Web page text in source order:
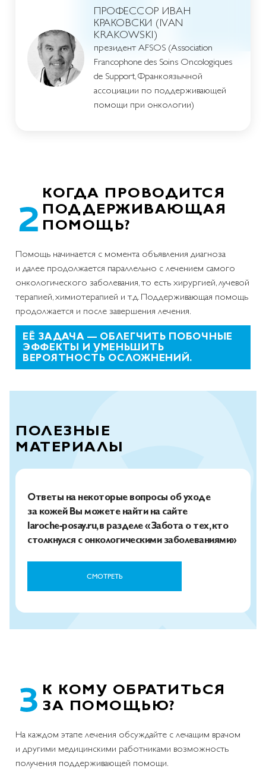
ПРОФЕССОР ИВАН
КРАКОВСКИ (IVAN
KRAKOWSKI)
президент AFSOS (Association
Francophone des Soins Oncologiques
de Support, Франкоязычной
ассоциации по поддерживающей
помощи при онкологии)
КОГДА ПРОВОДИТСЯ
ПОДДЕРЖИВАЮЩАЯ
ПОМОЩЬ?
Помощь начинается с момента объявления диагноза
и далее продолжается параллельно с лечением самого
онкологического заболевания, то есть хирургией, лучевой
терапией, химиотерапией и т.д. Поддерживающая помощь
продолжается и после завершения лечения.
ЕЁ ЗАДАЧА — ОБЛЕГЧИТЬ ПОБОЧНЫЕ
ЭФФЕКТЫ И УМЕНЬШИТЬ
ВЕРОЯТНОСТЬ ОСЛОЖНЕНИЙ.
ПОЛЕЗНЫЕ
МАТЕРИАЛЫ
Ответы на некоторые вопросы об уходе
за кожей Вы можете найти на сайте
laroche‑posay.ru, в разделе «Забота о тех, кто
столкнулся с онкологическими заболеваниями»
СМОТРЕТЬ
К КОМУ ОБРАТИТЬСЯ
ЗА ПОМОЩЬЮ?
На каждом этапе лечения обсуждайте с лечащим врачом
и другими медицинскими работниками возможность
получения поддерживающей помощи.